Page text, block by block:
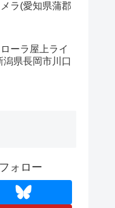
ラ(愛知県蒲郡
ーラ屋上ライ
潟県長岡市川口
ォロー